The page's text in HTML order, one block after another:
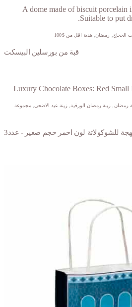
الحجاج رمضان, هدية اقل من $100
قبة من بورسلين البيسكت
رمضان زينة رمضان الورقية, زينة عيد الاضحى ,مجموعة
للشوكولاتة لون احمر حجم صغير - عدد3